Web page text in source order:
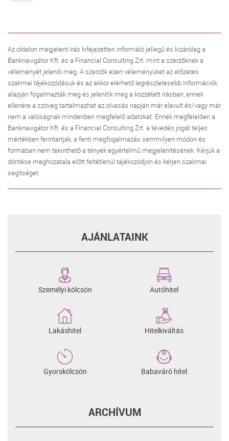
Az oldalon megjelent írás kifejezetten informáló jellegű és kizárólag a
Banknavigátor Kft. és a Financial Consulting Zrt. mint a szerzőknek a
véleményét jeleníti meg. A szerzők ezen véleményüket az előzetes
szakmai tájékozódásuk és az akkor elérhető legrészletesebb információk
alapján fogalmazták meg és jelenítik meg a közzétett írásban, ennek
ellenére a szöveg tartalmazhat az olvasás napján már elavult és/vagy már
nem a valóságnak mindenben megfelelő adatokat. Ennek megfelelően a
Banknavigátor Kft. és a Financial Consulting Zrt. a tévedés jogát teljes
mértékben fenntartják, a fenti megfogalmazás semmilyen módon és
formában nem tekinthető a tények egyértelmű megjelenítésének. Kérjük a
döntése meghozatala előtt feltétlenül tájékozódjon és kérjen szakmai
segítséget.
AJÁNLATAINK
Személyi kölcsön Autóhitel
Lakáshitel Hitelkiváltás
Gyorskölcsön Babaváró hitel
ARCHÍVUM